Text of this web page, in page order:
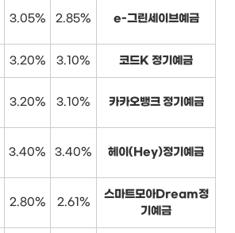
3.05% 2.85% e-그린세이브예금
3.20% 3.10% 코드K 정기예금
3.20% 3.10% 카카오뱅크 정기예금
3.40% 3.40% 헤이(Hey)정기예금
2.80% 2.61%
스마트모아Dream정
기예금